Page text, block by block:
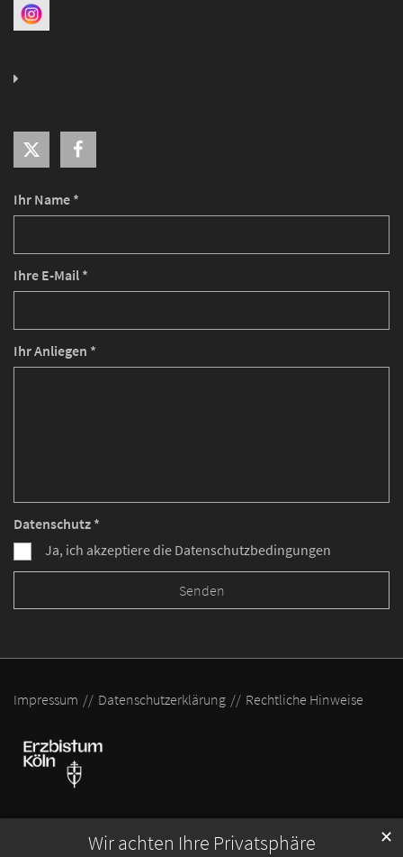
Wir achten Ihre Privatsphäre ✕
Ihr Name *
Ihre E-Mail *
Ihr Anliegen *
Datenschutz *
Ja, ich akzeptiere die Datenschutzbedingungen
Impressum Datenschutzerklärung Rechtliche Hinweise